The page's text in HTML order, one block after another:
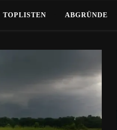
TOPLISTEN ABGRÜNDE